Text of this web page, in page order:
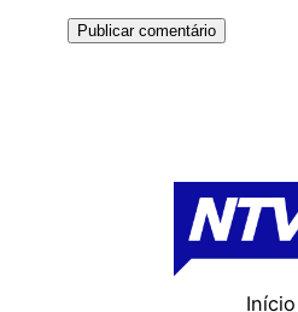
Início